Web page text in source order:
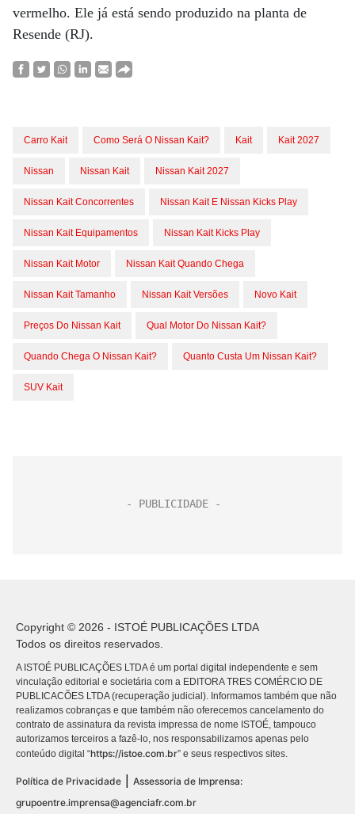
vermelho. Ele já está sendo produzido na planta de
Resende (RJ).
Carro Kait Como Será O Nissan Kait? Kait Kait 2027
Nissan Nissan Kait Nissan Kait 2027
Nissan Kait Concorrentes Nissan Kait E Nissan Kicks Play
Nissan Kait Equipamentos Nissan Kait Kicks Play
Nissan Kait Motor Nissan Kait Quando Chega
Nissan Kait Tamanho Nissan Kait Versões Novo Kait
Preços Do Nissan Kait Qual Motor Do Nissan Kait?
Quando Chega O Nissan Kait? Quanto Custa Um Nissan Kait?
SUV Kait
Copyright © 2026 - ISTOÉ PUBLICAÇÕES LTDA
Todos os direitos reservados.
A ISTOÉ PUBLICAÇÕES LTDA é um portal digital independente e sem
vinculação editorial e societária com a EDITORA TRES COMÉRCIO DE
PUBLICACÕES LTDA (recuperação judicial). Informamos também que não
realizamos cobranças e que também não oferecemos cancelamento do
contrato de assinatura da revista impressa de nome ISTOÉ, tampouco
autorizamos terceiros a fazê-lo, nos responsabilizamos apenas pelo
conteúdo digital “https://istoe.com.br” e seus respectivos sites.
Política de Privacidade
Assessoria de Imprensa:
grupoentre.imprensa@agenciafr.com.br